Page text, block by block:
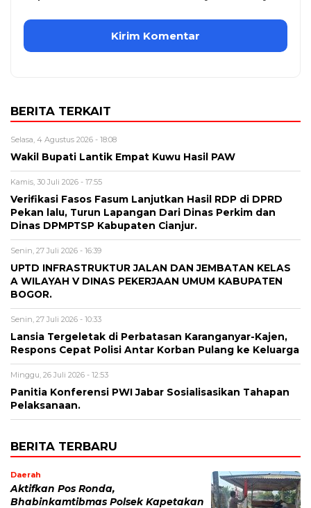
BERITA TERKAIT
Selasa, 4 Agustus 2026 - 18:08
Wakil Bupati Lantik Empat Kuwu Hasil PAW
Kamis, 30 Juli 2026 - 17:55
Verifikasi Fasos Fasum Lanjutkan Hasil RDP di DPRD
Pekan lalu, Turun Lapangan Dari Dinas Perkim dan
Dinas DPMPTSP Kabupaten Cianjur.
Senin, 27 Juli 2026 - 16:39
UPTD INFRASTRUKTUR JALAN DAN JEMBATAN KELAS
A WILAYAH V DINAS PEKERJAAN UMUM KABUPATEN
BOGOR.
Senin, 27 Juli 2026 - 10:33
Lansia Tergeletak di Perbatasan Karanganyar-Kajen,
Respons Cepat Polisi Antar Korban Pulang ke Keluarga
Minggu, 26 Juli 2026 - 12:53
Panitia Konferensi PWI Jabar Sosialisasikan Tahapan
Pelaksanaan.
BERITA TERBARU
Daerah
Aktifkan Pos Ronda,
Bhabinkamtibmas Polsek Kapetakan